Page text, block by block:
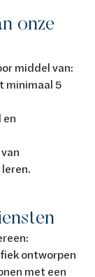
onze
middel van:
minimaal 5
en
ontworpen
met een